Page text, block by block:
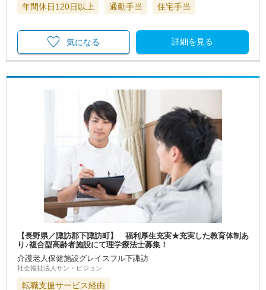
年間休日120日以上
通勤手当 住宅手当
詳細を見る
気になる
【長野県／諏訪郡下諏訪町】 福利厚生充実★充実した教育体制あ
り♪複合型高齢者施設にて理学療法士募集！
介護老人保健施設グレイスフル下諏訪
社会福祉法人サン・ビジョン
転職支援サービス経由